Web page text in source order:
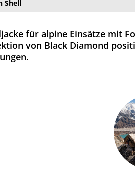
Shell
für alpine Einsätze mit
von Black Diamond